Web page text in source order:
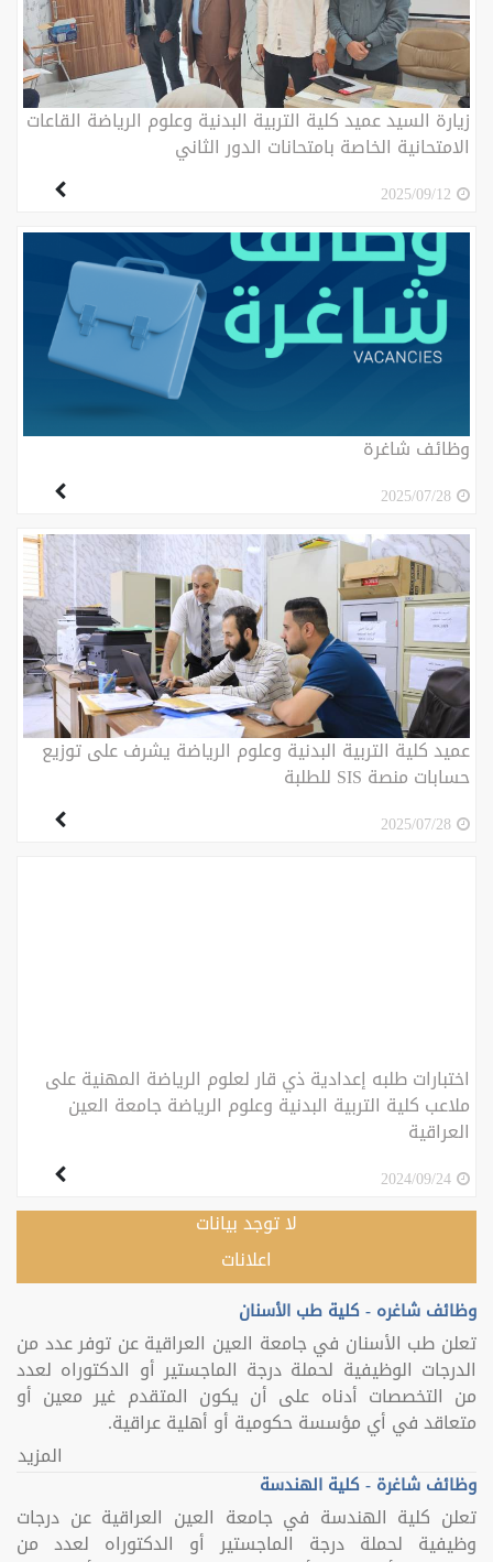
زيارة السيد عميد كلية التربية البدنية وعلوم الرياضة القاعات
الامتحانية الخاصة بامتحانات الدور الثاني
2025/09/12
وظائف شاغرة
2025/07/28
عميد كلية التربية البدنية وعلوم الرياضة يشرف على توزيع
حسابات منصة SIS للطلبة
2025/07/28
اختبارات طلبه إعدادية ذي قار لعلوم الرياضة المهنية على
ملاعب كلية التربية البدنية وعلوم الرياضة جامعة العين
العراقية
2024/09/24
لا توجد بيانات
اعلانات
وظائف شاغره - كلية طب الأسنان
تعلن طب الأسنان في جامعة العين العراقية عن توفر عدد من
الدرجات الوظيفية لحملة درجة الماجستير أو الدكتوراه لعدد
من التخصصات أدناه على أن يكون المتقدم غير معين أو
متعاقد في أي مؤسسة حكومية أو أهلية عراقية.
المزيد
وظائف شاغرة - كلية الهندسة
تعلن كلية الهندسة في جامعة العين العراقية عن درجات
وظيفية لحملة درجة الماجستير أو الدكتوراه لعدد من